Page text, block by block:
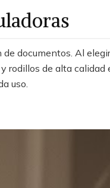
documentos. Al
rodillos de alta
uso.